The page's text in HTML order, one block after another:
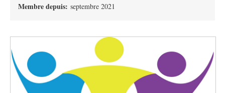
Membre depuis: septembre 2021